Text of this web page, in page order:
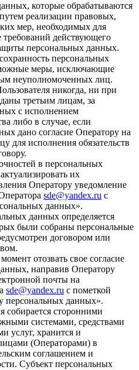
которые обрабатываются
реализации правовых,
мер, необходимых для
действующего
персональных данных.
персональных
меры, исключающие
неуполномоченных лиц.
никогда, ни при
третьим лицам, за
с исполнением
либо в случае, если
дано согласие Оператору на
для исполнения обязательств
в персональных
их
Оператору уведомление
sde@yandex.ru с
данных».
данных определяется
были собраны персональные
договором или
отозвать свое согласие
направив Оператору
почты на
sde@yandex.ru с пометкой
персональных данных».
собирается сторонними
системами, средствами
услуг, хранится и
(Операторами) в
соглашением и
Субъект персональных